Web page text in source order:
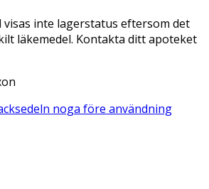
visas inte lagerstatus eftersom det
läkemedel. Kontakta ditt apoteket
noga före användning